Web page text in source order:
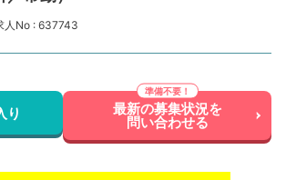
人No : 637743
り 最新の募集状況を
問い合わせる